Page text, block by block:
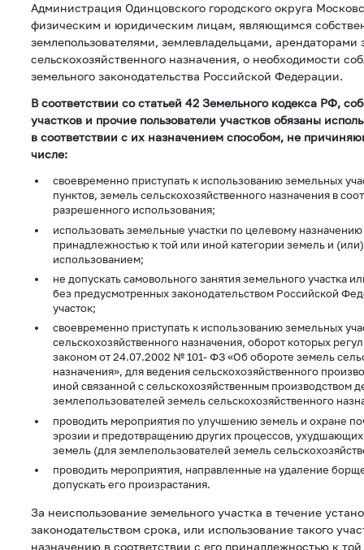
Администрация Одинцовского городского округа
физическим и юридическим лицам, являющимся
землепользователями, землевладельцами, арендаторами
сельскохозяйственного назначения, о необходимости
земельного законодательства Российской Федерации.
В соответствии со статьей 42 Земельного кодекса РФ,
участков и прочие пользователи участков обязаны
в соответствии с их назначением способом, не
числе:
своевременно приступать к использованию земельных
пунктов, земель сельскохозяйственного назначения в
разрешенного использования;
использовать земельные участки по целевому назначению
принадлежностью к той или иной категории земель и
использованием;
не допускать самовольного занятия земельного участка
без предусмотренных законодательством Российской
участок;
своевременно приступать к использованию земельных
сельскохозяйственного назначения, оборот которых
законом от 24.07.2002 № 101- ФЗ «Об обороте земель
назначения», для ведения сельскохозяйственного
иной связанной с сельскохозяйственным производством
землепользователей земель сельскохозяйственного
проводить мероприятия по улучшению земель и охране
эрозии и предотвращению других процессов, ухудшающих
земель (для землепользователей земель
проводить мероприятия, направленные на удаление
допускать его произрастания.
За неиспользование земельного участка в течение
законодательством срока, или использование такого
назначению в соответствии с его принадлежностью к